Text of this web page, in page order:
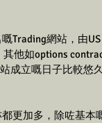
Trading網站，由
其他如options
成立嘅日子比較悠
更加多，除咗基